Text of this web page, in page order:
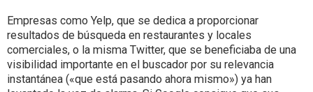
Empresas como Yelp, que se dedica a proporcionar
resultados de búsqueda en restaurantes y locales
comerciales, o la misma Twitter, que se beneficiaba de una
visibilidad importante en el buscador por su relevancia
instantánea («que está pasando ahora mismo») ya han